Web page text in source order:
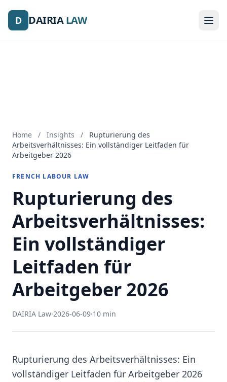
D DAIRIALAW
D DAIRIALAW
Home / Insights /
Rupturierung des
Arbeitsverhältnisses: Ein vollständiger Leitfaden für
Arbeitgeber 2026
FRENCH LABOUR LAW
Rupturierung des
Arbeitsverhältnisses:
Ein vollständiger
Leitfaden für
Arbeitgeber 2026
DAIRIA Law·2026-06-09·10 min
Rupturierung des Arbeitsverhältnisses: Ein
vollständiger Leitfaden für Arbeitgeber 2026